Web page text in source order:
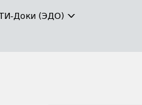
Доки (ЭДО)